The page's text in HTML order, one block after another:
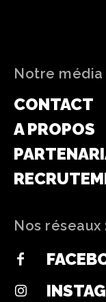
Notre média
CONTACT
A PROPOS
Nos réseaux